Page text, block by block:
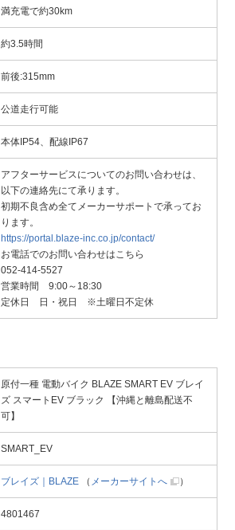
満充電で約30km
約3.5時間
前後:315mm
公道走行可能
本体IP54、配線IP67
アフターサービスについてのお問い合わせは、
以下の連絡先にて承ります。
初期不良含め全てメーカーサポートで承ってお
ります。
https://portal.blaze-inc.co.jp/contact/
お電話でのお問い合わせはこちら
052-414-5527
営業時間 9:00～18:30
定休日 日・祝日 ※土曜日不定休
原付一種 電動バイク BLAZE SMART EV ブレイ
ズ スマートEV ブラック 【沖縄と離島配送不
可】
SMART_EV
ブレイズ｜BLAZE （ メーカーサイトへ ）
4801467